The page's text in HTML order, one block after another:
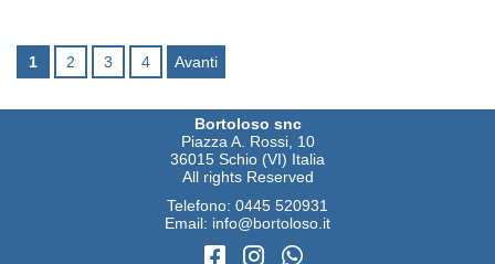
1 2 3 4 Avanti
Bortoloso snc
Piazza A. Rossi, 10
36015 Schio (VI) Italia
All rights Reserved
Telefono: 0445 520931
Email: info@bortoloso.it